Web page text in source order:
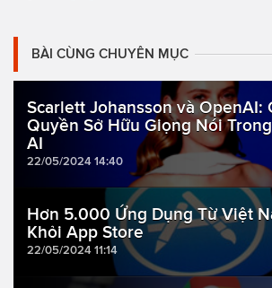
BÀI CÙNG CHUYÊN MỤC
Scarlett Johansson và OpenAI:
Quyền Sở Hữu Giọng Nói
AI
22/05/2024 14:40
Hơn 5.000 Ứng Dụng Từ Việt
Khỏi App Store
22/05/2024 11:14